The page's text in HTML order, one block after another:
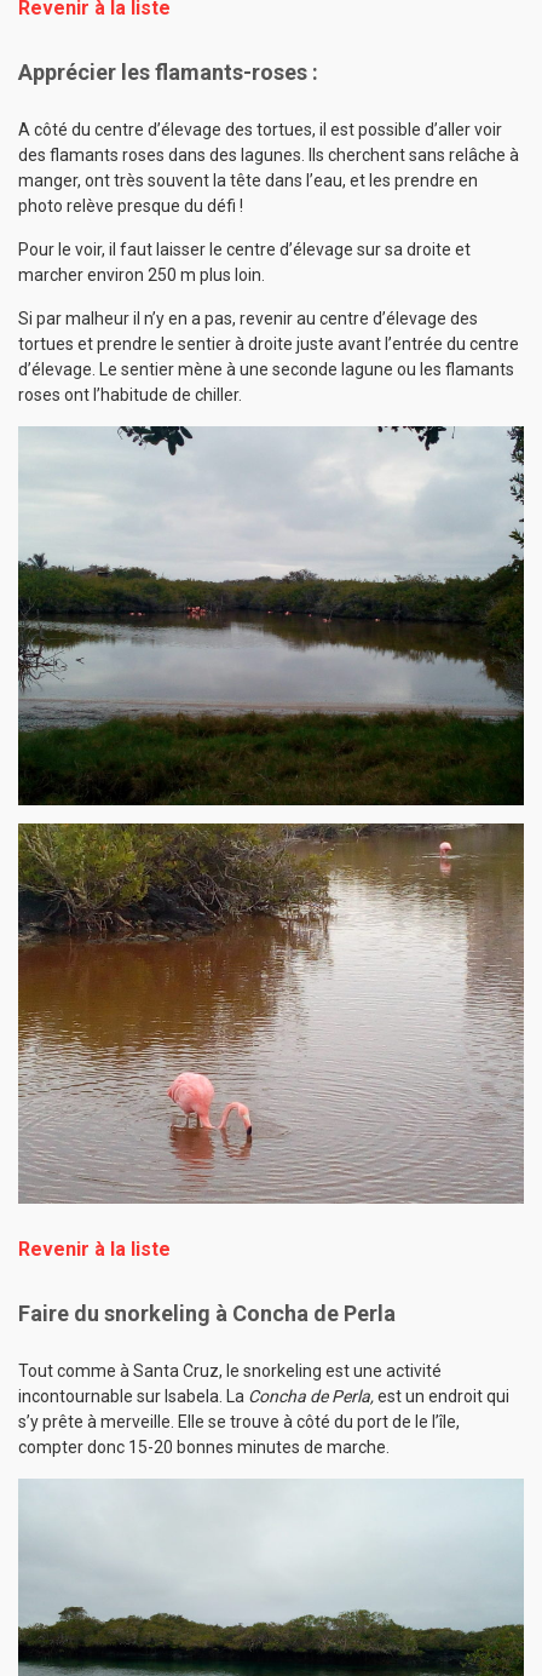
Revenir à la liste
Apprécier les flamants-roses :
A côté du centre d’élevage des tortues, il est possible d’aller voir
des flamants roses dans des lagunes. Ils cherchent sans relâche à
manger, ont très souvent la tête dans l’eau, et les prendre en
photo relève presque du défi !
Pour le voir, il faut laisser le centre d’élevage sur sa droite et
marcher environ 250 m plus loin.
Si par malheur il n’y en a pas, revenir au centre d’élevage des
tortues et prendre le sentier à droite juste avant l’entrée du centre
d’élevage. Le sentier mène à une seconde lagune ou les flamants
roses ont l’habitude de chiller.
Revenir à la liste
Faire du snorkeling à Concha de Perla
Tout comme à Santa Cruz, le snorkeling est une activité
incontournable sur Isabela. La Concha de Perla,est un endroit qui
s’y prête à merveille. Elle se trouve à côté du port de le l’île,
compter donc 15-20 bonnes minutes de marche.